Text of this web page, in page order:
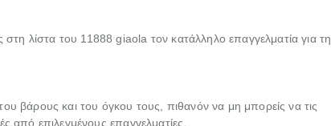
λίστα του 11888 giaola τον κατάλληλο επαγγελματία για τη
βάρους και του όγκου τους, πιθανόν να μη μπορείς να τις
από επιλεγμένους επαγγελματίες.